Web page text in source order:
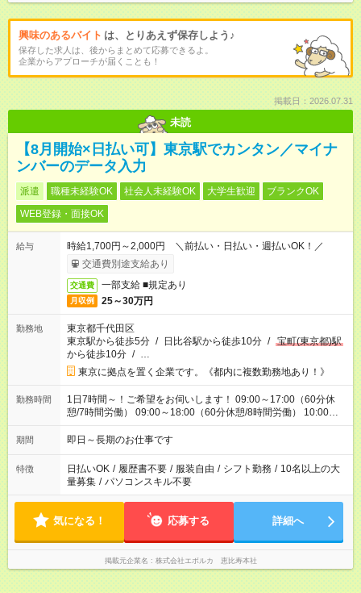
興味のあるバイト は、とりあえず保存しよう♪
保存した求人は、後からまとめて応募できるよ。
企業からアプローチが届くことも！
掲載日：2026.07.31
未読
【8月開始×日払い可】東京駅でカンタン／マイナ
ンバーのデータ入力
派遣 職種未経験OK 社会人未経験OK 大学生歓迎
ブランクOK
WEB登録・面接OK
給与
時給1,700円～2,000円 ＼前払い・日払い・週払いOK！／
交通費別途支給あり
交通費 一部支給 ■規定あり
月収例 25～30万円
勤務地
東京都千代田区
東京駅から徒歩5分 / 日比谷駅から徒歩10分 / 宝町(東京都)駅
から徒歩10分 / …
東京に拠点を置く企業です。《都内に複数勤務地あり！》
勤務時間
1日7時間～！ご希望をお伺いします！ 09:00～17:00（60分休
憩/7時間労働） 09:00～18:00（60分休憩/8時間労働） 10:00～
19:00（60分休憩/8時間労働）
期間 即日～長期のお仕事です
特徴 日払いOK / 履歴書不要 / 服装自由 / シフト勤務 / 10名以上の大
量募集 / パソコンスキル不要
気になる！ 応募する 詳細へ
掲載元企業名 株式会社エボルカ 恵比寿本社